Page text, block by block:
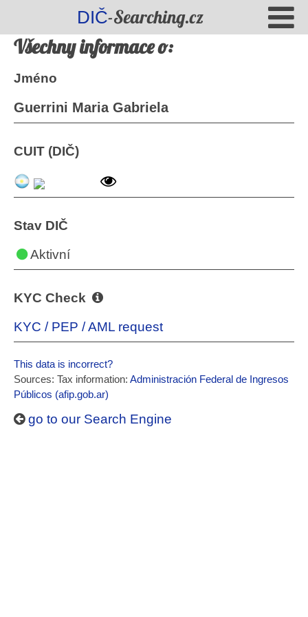
DIČ-Searching.cz
Všechny informace o:
Jméno
Guerrini Maria Gabriela
CUIT (DIČ)
Stav DIČ
Aktivní
KYC Check
KYC / PEP / AML request
This data is incorrect?
Sources: Tax information: Administración Federal de Ingresos
Públicos (afip.gob.ar)
go to our Search Engine